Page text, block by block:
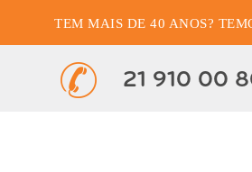
Defina as suas
Este website utiliza cookies estritamente
Consulte a nossa
Os cookies necessários são cruciais
TEM MAIS DE 40 ANOS?
21 910 00